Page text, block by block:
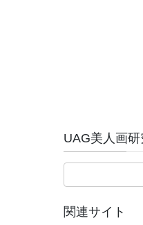
UAG美人画
関連サイト